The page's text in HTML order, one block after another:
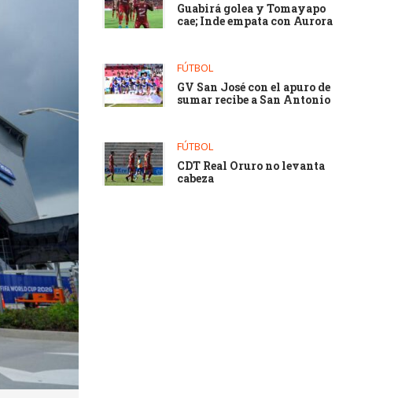
Guabirá golea y Tomayapo
cae; Inde empata con Aurora
FÚTBOL
GV San José con el apuro de
sumar recibe a San Antonio
FÚTBOL
CDT Real Oruro no levanta
cabeza